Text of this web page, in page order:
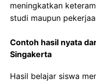
meningkatkan
studi maupun
Contoh hasil nyata
Singakerta
Hasil belajar siswa